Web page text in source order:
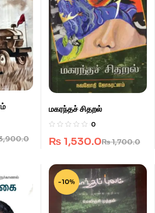
மகரந்தச் சிதறல்
0
₨1,700.0
₨ 1,530.0
-10%